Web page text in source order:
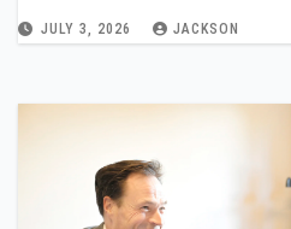
JULY 3, 2026 JACKSON